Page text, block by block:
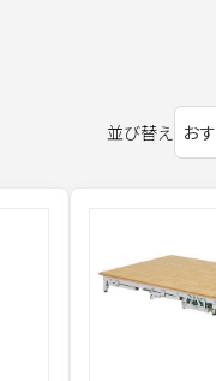
並び替え